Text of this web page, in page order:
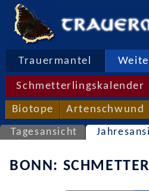
Trauermantel
Schmetterlingskalender
Biotope Artenschwund
Tagesansicht
BONN: